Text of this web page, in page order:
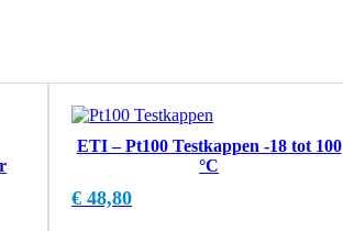
ETI – Pt100 Testkappen -18 tot 100
°C
€ 48,80